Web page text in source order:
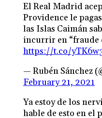
El Real Madrid
Providence le
las Islas Caimán
incurrir en “fraude
https://t.co/
— Rubén Sánchez
February 21, 2021
Ya estoy de los
hable de esto en el